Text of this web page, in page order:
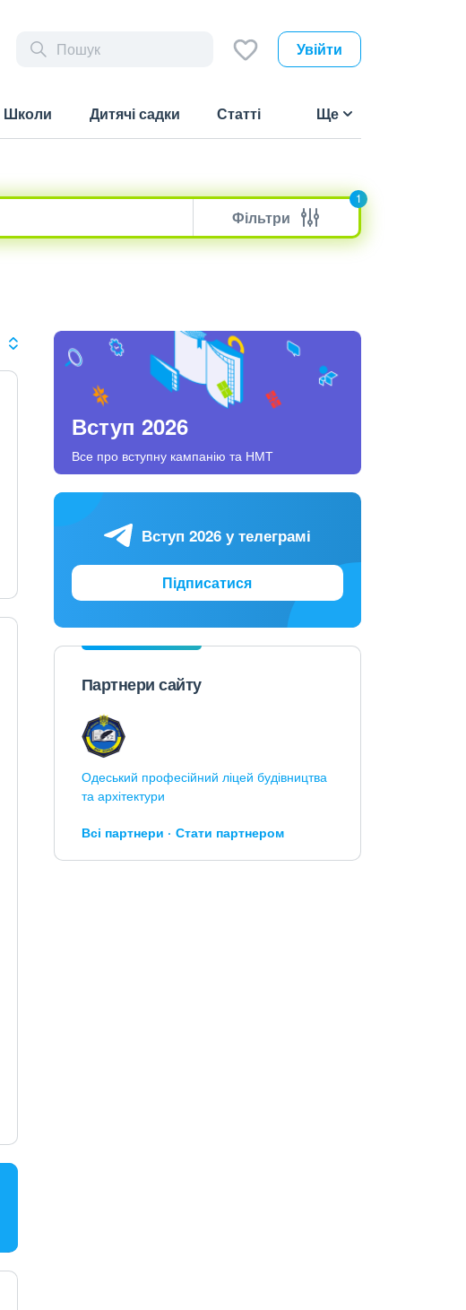
Увійти
Школи Дитячі садки Статті Ще
Фільтри
1
Вступ 2026
Все про вступну кампанію та НМТ
Вступ 2026 у телеграмі
Підписатися
Партнери сайту
Одеський професійний ліцей будівництва
та архітектури
Всі партнери Стати партнером